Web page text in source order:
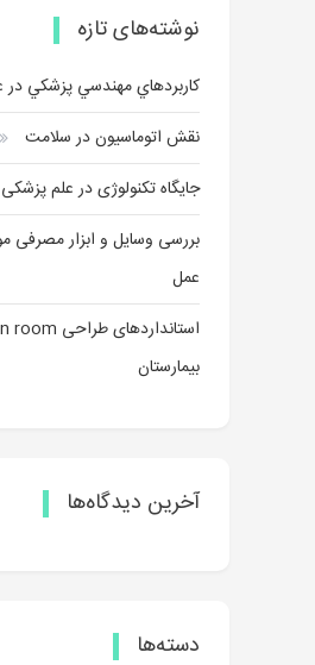
نوشته‌های تازه
كاربردهاي مهندسي پزشكي در
نقش اتوماسیون در سلامت
جایگاه تکنولوژی در علم پزشکی
بررسی وسایل و ابزار مصرفی
عمل
بیمارستان
آخرین دیدگاه‌ها
دسته‌ها